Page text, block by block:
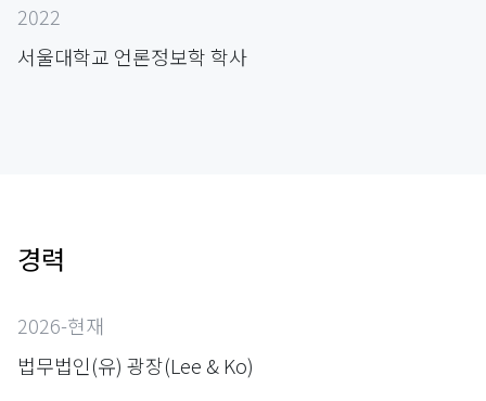
2022
서울대학교 언론정보학 학사
경력
2026-현재
법무법인(유) 광장(Lee & Ko)